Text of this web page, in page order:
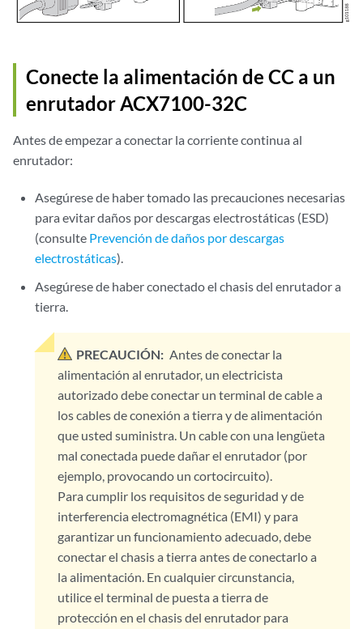
Conecte la alimentación de CC a un
enrutador ACX7100-32C
Antes de empezar a conectar la corriente continua al
enrutador:
Asegúrese de haber tomado las precauciones necesarias
para evitar daños por descargas electrostáticas (ESD)
(consulte Prevención de daños por descargas
electrostáticas).
Asegúrese de haber conectado el chasis del enrutador a
tierra.
PRECAUCIÓN: Antes de conectar la
alimentación al enrutador, un electricista
autorizado debe conectar un terminal de cable a
los cables de conexión a tierra y de alimentación
que usted suministra. Un cable con una lengüeta
mal conectada puede dañar el enrutador (por
ejemplo, provocando un cortocircuito).
Para cumplir los requisitos de seguridad y de
interferencia electromagnética (EMI) y para
garantizar un funcionamiento adecuado, debe
conectar el chasis a tierra antes de conectarlo a
la alimentación. En cualquier circunstancia,
utilice el terminal de puesta a tierra de
protección en el chasis del enrutador para